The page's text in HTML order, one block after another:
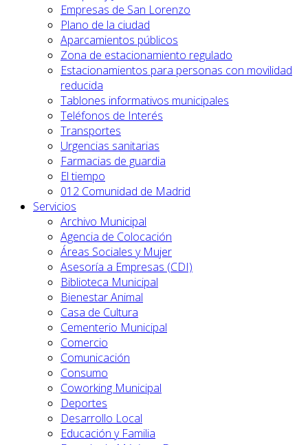
Empresas de San Lorenzo
Plano de la ciudad
Aparcamientos públicos
Zona de estacionamiento regulado
Estacionamientos para personas con movilidad
reducida
Tablones informativos municipales
Teléfonos de Interés
Transportes
Urgencias sanitarias
Farmacias de guardia
El tiempo
012 Comunidad de Madrid
Servicios
Archivo Municipal
Agencia de Colocación
Áreas Sociales y Mujer
Asesoría a Empresas (CDI)
Biblioteca Municipal
Bienestar Animal
Casa de Cultura
Cementerio Municipal
Comercio
Comunicación
Consumo
Coworking Municipal
Deportes
Desarrollo Local
Educación y Familia